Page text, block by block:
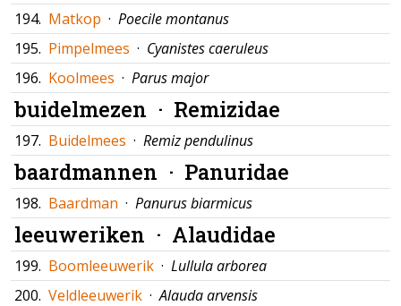
194. Matkop · Poecile montanus
195. Pimpelmees · Cyanistes caeruleus
196. Koolmees · Parus major
buidelmezen · Remizidae
197. Buidelmees · Remiz pendulinus
baardmannen · Panuridae
198. Baardman · Panurus biarmicus
leeuweriken · Alaudidae
199. Boomleeuwerik · Lullula arborea
200. Veldleeuwerik ·Alauda arvensis